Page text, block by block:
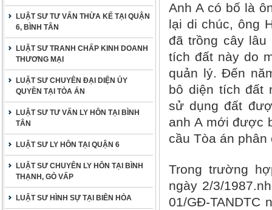
LUẬT SƯ TƯ VẤN THỪA KẾ TẠI QUẬN
6, BÌNH TÂN
LUẬT SƯ TRANH CHẤP KINH DOANH
THƯƠNG MẠI
LUẬT SƯ CHUYÊN ĐẠI DIỆN ỦY
QUYỀN TẠI TÒA ÁN
LUẬT SƯ TƯ VẤN LY HÔN TẠI BÌNH
TÂN
LUẬT SƯ LY HÔN TẠI QUẬN 6
LUẬT SƯ CHUYÊN LY HÔN TẠI BÌNH
THẠNH, GÒ VẤP
LUẬT SƯ HÌNH SỰ TẠI BIÊN HÒA
Anh A có bố là
lại di chúc, ông
đã trồng cây
tích đất này do
quản lý. Đến
bô diện tích đất
sử dụng đất
anh A mới được
cầu Tòa án
Trong trường
ngày 2/3/
01/GĐ-TANDTC